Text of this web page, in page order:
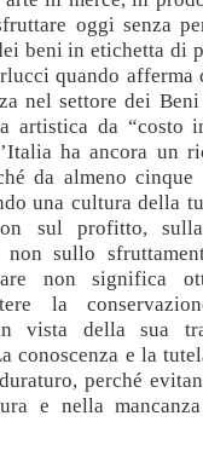
oggi senza
beni in etichetta di
quando afferma
nel settore dei
artistica da “costo
ha ancora un
da almeno cinque
una cultura della
sul profitto, sulla
sullo
non significa
la
vista della sua
conoscenza e la
perché
e nella